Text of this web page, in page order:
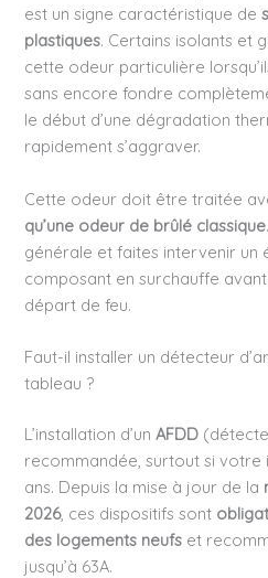
est un signe caractéristique de
plastiques. Certains isolants et
cette odeur particulière
sans encore fondre
le début d’une dégradation
rapidement s’aggraver.
Cette odeur doit être traitée
qu’une odeur de brûlé classique
générale et faites intervenir un
composant en surchauffe
départ de feu.
Faut-il installer un détecteur
tableau ?
L’installation d’unAFDD
recommandée, surtout si votre
ans. Depuis la mise à jour de la
2026, ces dispositifs sont
des logements neufs et
jusqu’à 63A.